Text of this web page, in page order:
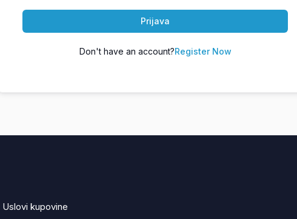
Prijava
Don't have an account?Register Now
Uslovi kupovine